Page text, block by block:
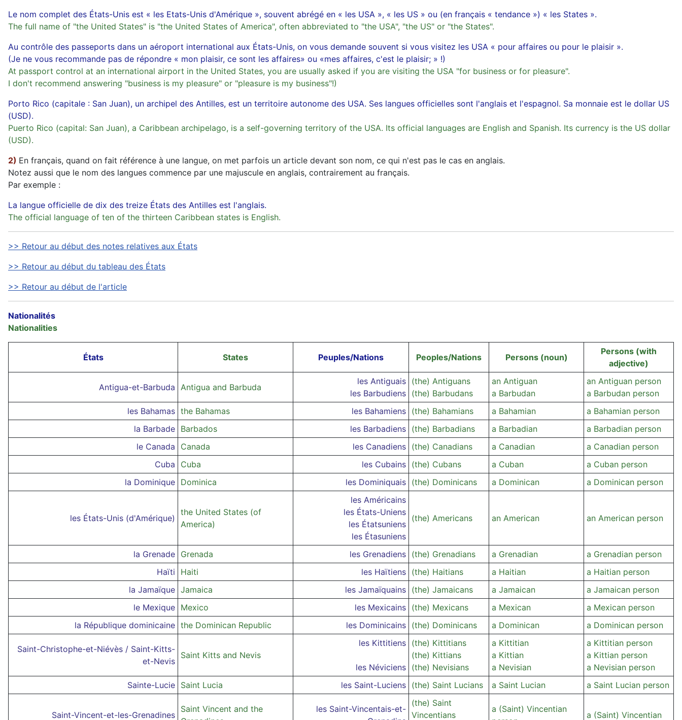
Le nom complet des États-Unis est « les Etats-Unis d'Amérique », souvent abrégé en « les USA », « les US » ou (en français « tendance ») « les States ».
The full name of "the United States" is "the United States of America", often abbreviated to "the USA", "the US" or "the States".
Au contrôle des passeports dans un aéroport international aux États-Unis, on vous demande souvent si vous visitez les USA « pour affaires ou pour le plaisir ».
(Je ne vous recommande pas de répondre « mon plaisir, ce sont les affaires» ou «mes affaires, c'est le plaisir; » !)
At passport control at an international airport in the United States, you are usually asked if you are visiting the USA "for business or for pleasure".
I don't recommend answering "business is my pleasure" or "pleasure is my business"!)
Porto Rico (capitale : San Juan), un archipel des Antilles, est un territoire autonome des USA. Ses langues officielles sont l'anglais et l'espagnol. Sa monnaie est le dollar US
(USD).
Puerto Rico (capital: San Juan), a Caribbean archipelago, is a self-governing territory of the USA. Its official languages are English and Spanish. Its currency is the US dollar
(USD).
2) En français, quand on fait référence à une langue, on met parfois un article devant son nom, ce qui n'est pas le cas en anglais.
Notez aussi que le nom des langues commence par une majuscule en anglais, contrairement au français.
Par exemple :
La langue officielle de dix des treize États des Antilles est l'anglais.
The official language of ten of the thirteen Caribbean states is English.
>> Retour au début des notes relatives aux États
>> Retour au début du tableau des États
>> Retour au début de l'article
Nationalités
Nationalities
États States Peuples/Nations Peoples/Nations Persons (noun)
Persons (with
adjective)
Antigua-et-Barbuda Antigua and Barbuda
les Antiguais
les Barbudiens
(the) Antiguans
(the) Barbudans
an Antiguan
a Barbudan
an Antiguan person
a Barbudan person
les Bahamas the Bahamas les Bahamiens (the) Bahamians a Bahamian
a Bahamian person
la Barbade Barbados les Barbadiens (the) Barbadians a Barbadian
a Barbadian person
le Canada
Canada les Canadiens (the) Canadians a Canadian
a Canadian person
Cuba
Cuba les Cubains (the) Cubans a Cuban
a Cuban person
la Dominique Dominica les Dominiquais (the) Dominicans a Dominican a Dominican person
les États-Unis (d'Amérique)
the United States (of
America)
les Américains
les États-Uniens
les Étatsuniens
les Étasuniens
(the) Americans an American an American person
la Grenade Grenada les Grenadiens (the) Grenadians a Grenadian
a Grenadian person
Haïti
Haiti les Haïtiens (the) Haitians a Haitian
a Haitian person
la Jamaïque Jamaica les Jamaïquains (the) Jamaicans a Jamaican
a Jamaican person
le Mexique Mexico les Mexicains (the) Mexicans a Mexican
a Mexican person
la République dominicaine the Dominican Republic les Dominicains (the) Dominicans a Dominican a Dominican person
Saint-Christophe-et-Niévès / Saint-Kitts-
et-Nevis
Saint Kitts and Nevis
les Kittitiens
les Néviciens
(the) Kittitians
(the) Kittians
(the) Nevisians
a Kittitian
a Kittian
a Nevisian
a Kittitian person
a Kittian person
a Nevisian person
Sainte-Lucie Saint Lucia les Saint-Luciens (the) Saint Lucians a Saint Lucian a Saint Lucian person
Saint-Vincent-et-les-Grenadines
Saint Vincent and the
les Saint-Vincentais-et-
(the) Saint
Vincentians
a (Saint) Vincentian
a (Saint) Vincentian